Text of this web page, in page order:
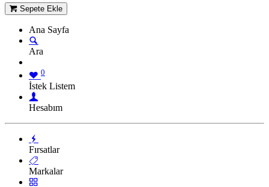
Sepete Ekle
Ana Sayfa
Ara
0
İstek Listem
Hesabım
Fırsatlar
Markalar